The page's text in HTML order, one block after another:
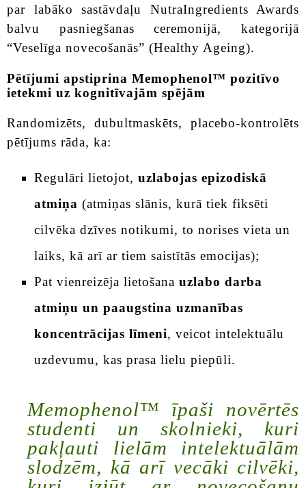
par labāko sastāvdaļu NutraIngredients Awards
balvu pasniegšanas ceremonijā, kategorijā
“Veselīga novecošanās” (Healthy Ageing).
Pētījumi apstiprina Memophenol™ pozitīvo
ietekmi uz kognitīvajām spējām
Randomizēts, dubultmaskēts, placebo-kontrolēts
pētījums rāda, ka:
Regulāri lietojot, uzlabojas epizodiskā
atmiņa (atmiņas slānis, kurā tiek fiksēti
cilvēka dzīves notikumi, to norises vieta un
laiks, kā arī ar tiem saistītās emocijas);
Pat vienreizēja lietošana uzlabo darba
atmiņu un paaugstina uzmanības
koncentrācijas līmeni, veicot intelektuālu
uzdevumu, kas prasa lielu piepūli.
Memophenol™ īpaši novērtēs
studenti un skolnieki, kuri
pakļauti lielām intelektuālām
slodzēm, kā arī vecāki cilvēki,